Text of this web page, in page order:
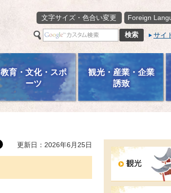
文字サイズ・色合い変更
Foreign
サイ
教育・文化・スポ
ーツ
観光・産業・企業
誘致
更新日：2026年6月25日